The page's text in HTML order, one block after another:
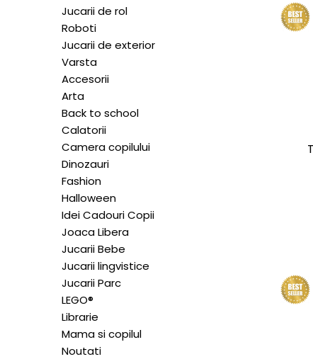
Jucarii dentitie
Jucarii Senzoriale
Teatru de papusi
Jucarii de rol
Roboti
Jucarii de exterior
Varsta
Accesorii
Arta
Back to school
Calatorii
Camera copilului
Dinozauri
Fashion
Halloween
Idei Cadouri Copii
Joaca Libera
Jucarii Bebe
Jucarii lingvistice
Jucarii Parc
LEGO®
Librarie
Mama si copilul
Noutati